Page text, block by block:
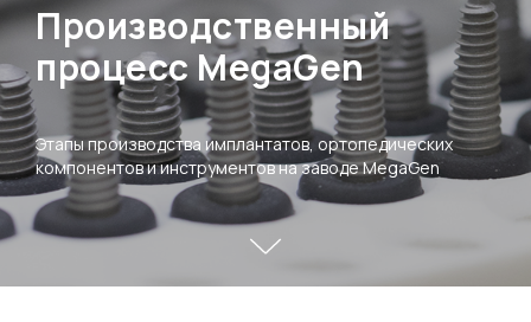
Производственный
процесс MegaGen
Этапы производства имплантатов, ортопедических
компонентов и инструментов на заводе MegaGen